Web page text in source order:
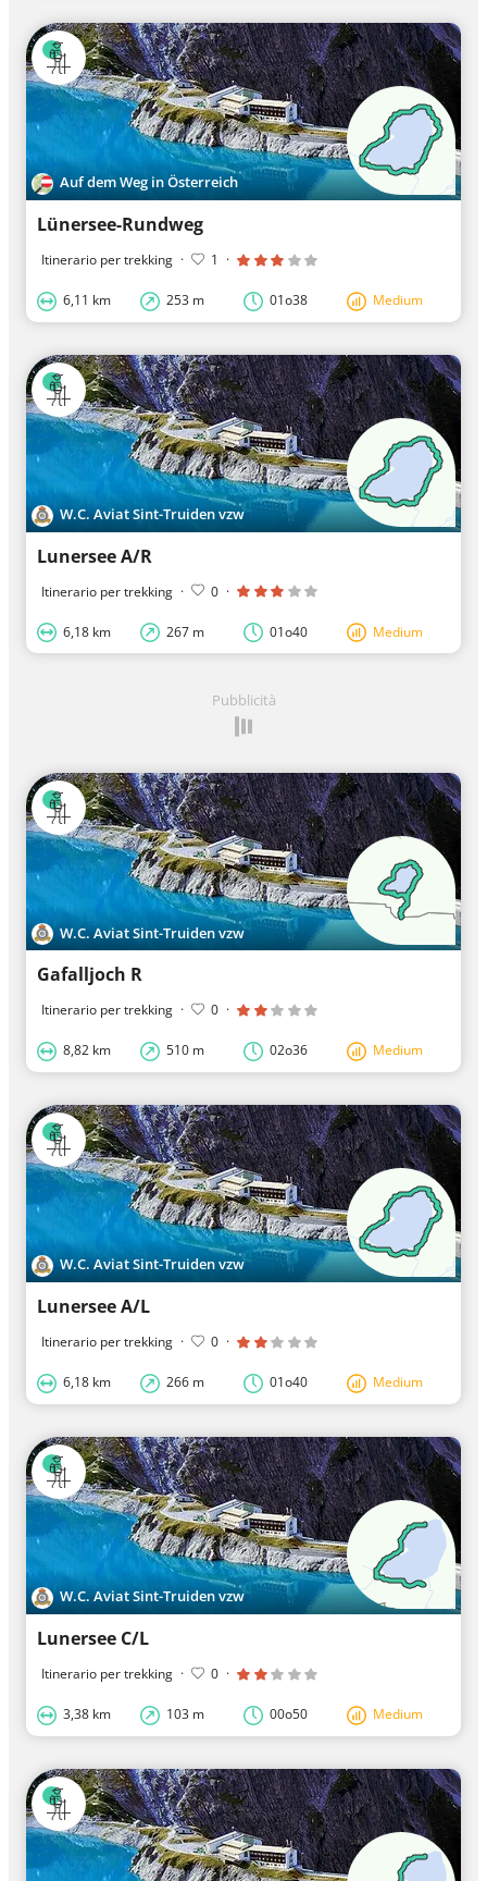
Auf dem Weg in Österreich
Lünersee-Rundweg
Itinerario per trekking · 1 ·
6,11 km 253 m 01o38 Medium
W.C. Aviat Sint-Truiden vzw
Lunersee A/R
Itinerario per trekking · 0 ·
6,18 km 267 m 01o40 Medium
Pubblicità
W.C. Aviat Sint-Truiden vzw
Gafalljoch R
Itinerario per trekking · 0 ·
8,82 km 510 m 02o36 Medium
W.C. Aviat Sint-Truiden vzw
Lunersee A/L
Itinerario per trekking · 0 ·
6,18 km 266 m 01o40 Medium
W.C. Aviat Sint-Truiden vzw
Lunersee C/L
Itinerario per trekking · 0 ·
3,38 km 103 m 00o50 Medium